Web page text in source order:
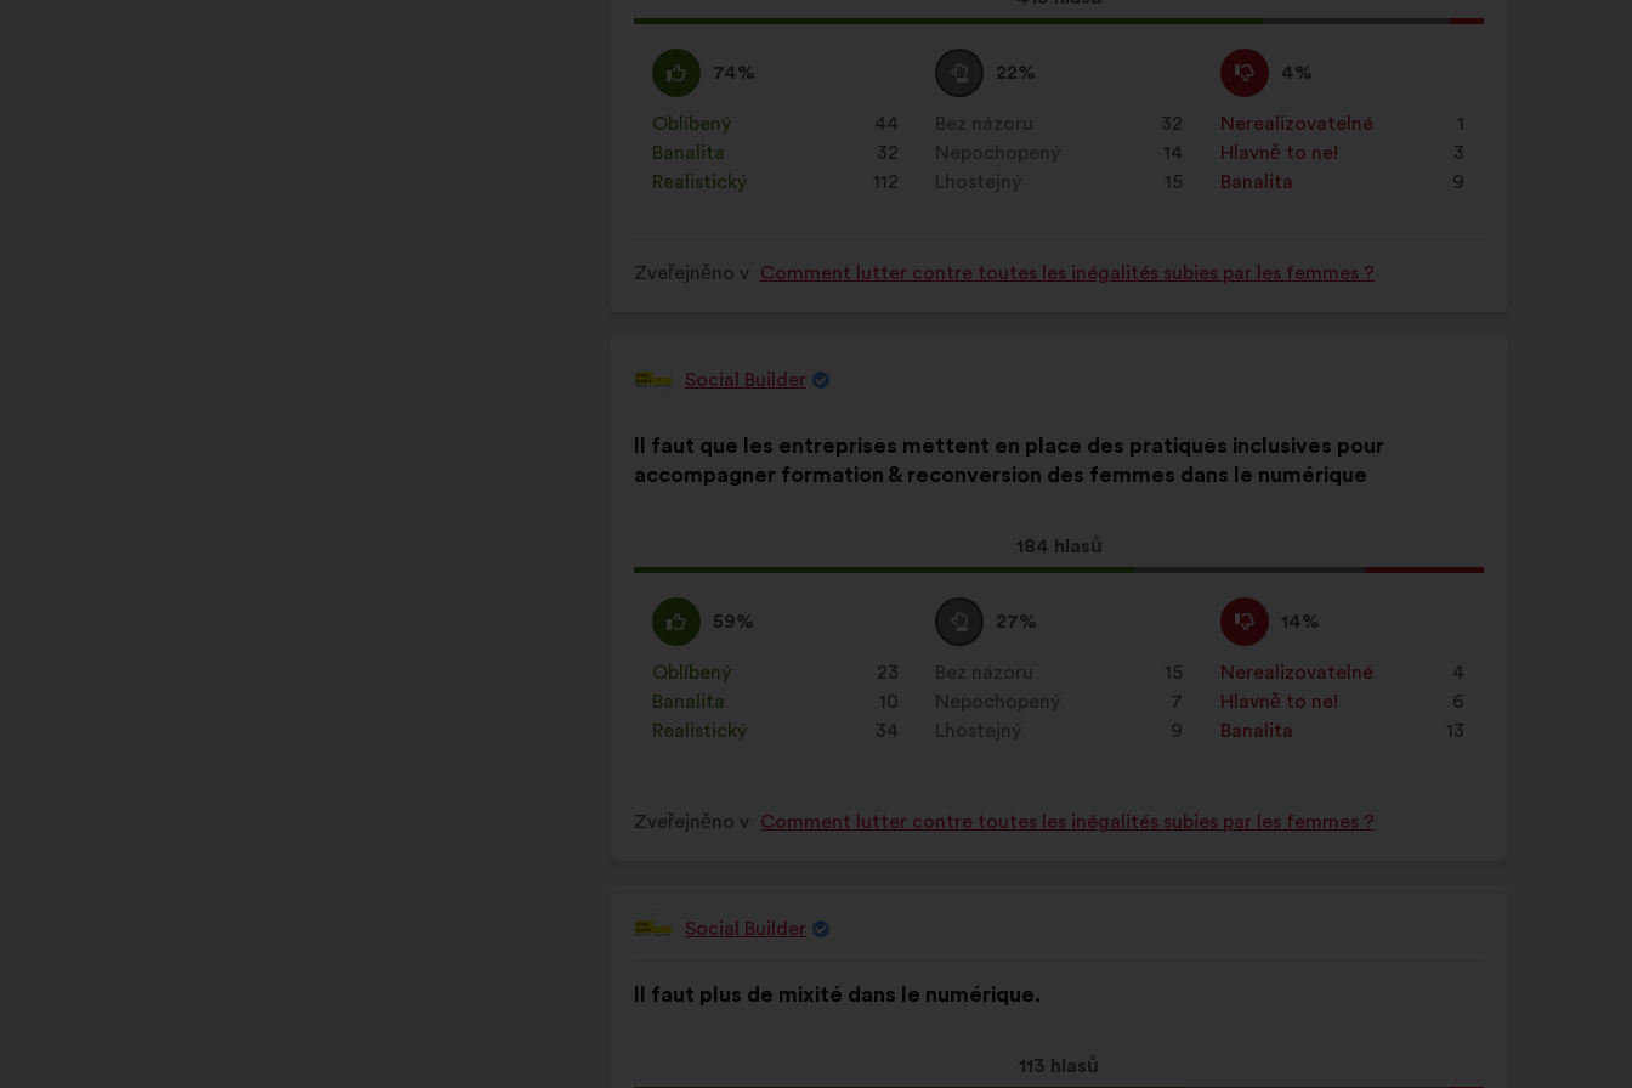
návrh
Souhlasím
:
74%
Tento
návrh
byl
kvalifikován:
Oblíbený
: 44
krát
Banalita
: 32
krát
Realistický
: 112
krát
Neutrální
hlas
:
22%
Tento
návrh
byl
kvalifikován:
Bez názoru
: 32
krát
Nepochopený
: 14
krát
Lhostejný
15
krát
Nesouhlasím
:
4%
Tento
návrh
byl
kvalifikován:
Nerealizovatelné
: 1
krát
Hlavně to ne!
: 3
krát
Banalita
: 9
krát
Zveřejněno v Comment lutter contre toutes les inégalités subies par les femmes ?
Návrh:
Social Builder
návrhu:
Il faut que les entreprises mettent en place des pratiques inclusives pour
accompagner formation & reconversion des femmes dans le numérique
Tento
návrh
184 hlasů
distribucí:
Souhlasím
:
59%
Tento
návrh
byl
kvalifikován:
Oblíbený
: 23
krát
Banalita
: 10
krát
Realistický
: 34
krát
Neutrální
hlas
:
27%
Tento
návrh
byl
kvalifikován:
Bez názoru
: 15
krát
Nepochopený
: 7
krát
Lhostejný
9
krát
Nesouhlasím
:
14%
Tento
návrh
byl
kvalifikován:
Nerealizovatelné
: 4
krát
Hlavně to ne!
: 6
krát
Banalita
: 13
krát
Zveřejněno v Comment lutter contre toutes les inégalités subies par les femmes ?
Návrh:
Social Builder
návrhu:
Il faut plus de mixité dans le numérique.
Tento
113 hlasů
distribucí: